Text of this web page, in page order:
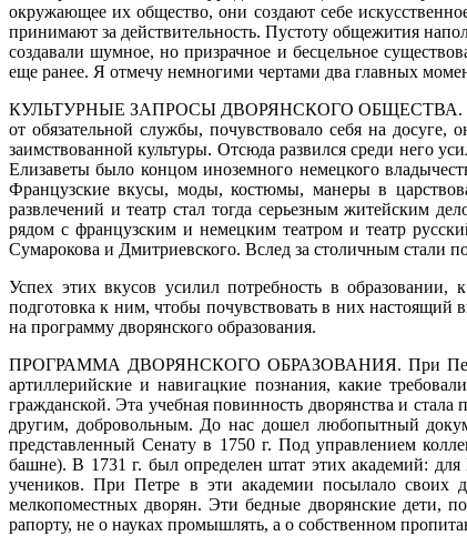
окружающее их общество, они создают себе
принимают за действительность. Пустоту общежития
создавали шумное, но призрачное и бесцельное
еще ранее. Я отмечу немногими чертами два главных
КУЛЬТУРНЫЕ ЗАПРОСЫ ДВОРЯНСКОГО ОБЩЕСТВА.
от обязательной службы, почувствовало себя на
заимствованной культуры. Отсюда развился среди него
Елизаветы было концом иноземного немецкого
Французские вкусы, моды, костюмы, манеры в
развлечений и театр стал тогда серьезным житейским
рядом с французским и немецким театром и театр
Сумарокова и Дмитриевского. Вслед за столичным стали
Успех этих вкусов усилил потребность в образовании,
подготовка к ним, чтобы почувствовать в них настоящий
на программу дворянского образования.
ПРОГРАММА ДВОРЯНСКОГО ОБРАЗОВАНИЯ.При
артиллерийские и навигацкие познания, какие
гражданской. Эта учебная повинность дворянства и стала
другим, добровольным. До нас дошел любопытный
представленный Сенату в 1750 г. Под управлением
башне). В 1731 г. был определен штат этих академий:
учеников. При Петре в эти академии посылало своих
мелкопоместных дворян. Эти бедные дворянские дети,
рапорту, не о науках промышлять, а о собственном